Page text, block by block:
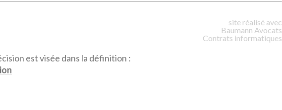
site réalisé avec
Baumann Avocats
Contrats informatiques
est visée dans la définition :